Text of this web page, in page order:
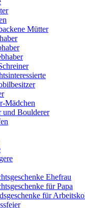
Mütter
Mädchen
und Boulderer
Ehefrau
für Papa
für